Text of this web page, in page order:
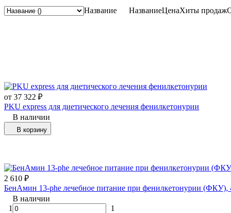
Название НазваниеЦенаХиты продаж
от 37 322 ₽
PKU express для диетического лечения фенилкетонурии
В наличии
В корзину
2 610 ₽
БенАмин 13-phe лечебное питание при фенилкетонурии (ФКУ),
В наличии
1
1